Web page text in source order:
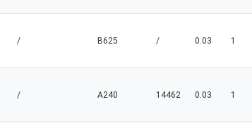
/ B625 / 0.03 1
/ A240 14462 0.03 1